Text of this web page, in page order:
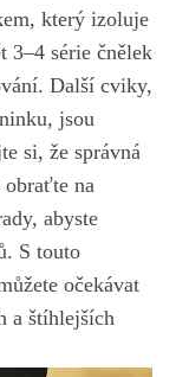
který izoluje
3–4 série ⁣čnělek
⁣Další⁢ cviky,
jsou
si, že správná⁣
obraťte na
abyste
S touto
očekávat
a štíhlejších